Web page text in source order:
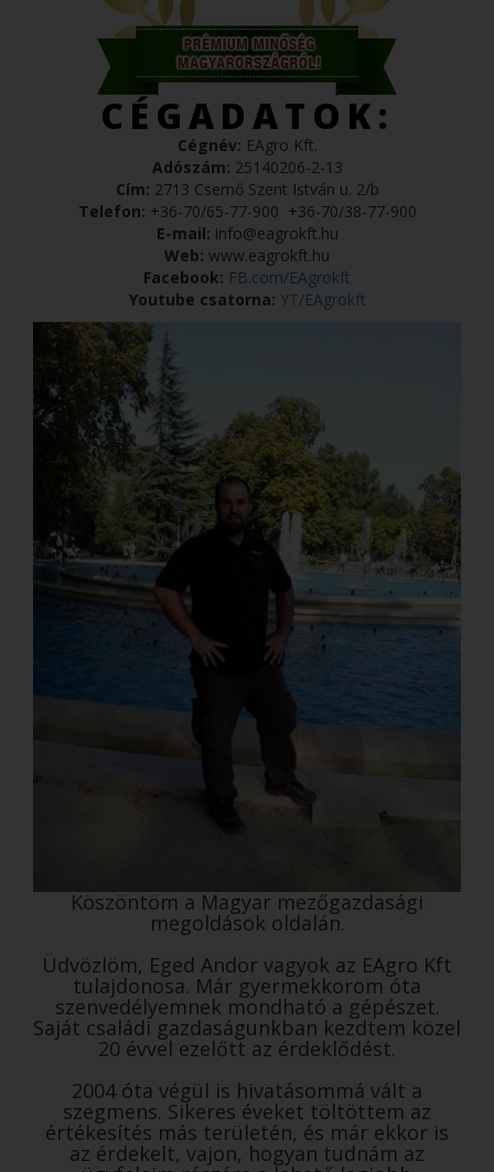
CÉGADATOK:
Cégnév: EAgro Kft.
Adószám: 25140206-2-13
Cím: 2713 Csemő Szent István u. 2/b
Telefon: +36-70/65-77-900 +36-70/38-77-900
E-mail: info@eagrokft.hu
Web: www.eagrokft.hu
Facebook: FB.com/EAgrokft
Youtube csatorna: YT/EAgrokft
Köszöntöm a Magyar mezőgazdasági
megoldások oldalán.
Üdvözlöm, Eged Andor vagyok az EAgro Kft
tulajdonosa. Már gyermekkorom óta
szenvedélyemnek mondható a gépészet.
Saját családi gazdaságunkban kezdtem közel
20 évvel ezelőtt az érdeklődést.
2004 óta végül is hivatásommá vált a
szegmens. Sikeres éveket töltöttem az
értékesítés más területén, és már ekkor is
az érdekelt, vajon, hogyan tudnám az